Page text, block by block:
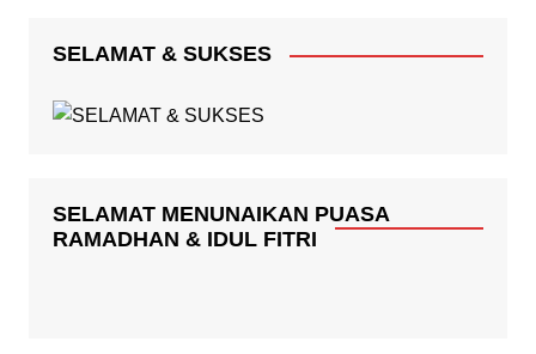
SELAMAT & SUKSES
SELAMAT MENUNAIKAN PUASA
RAMADHAN & IDUL FITRI